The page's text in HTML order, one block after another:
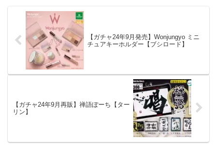
【ガチャ24年9月発売】Wonjungyo ミニ
チュアキーホルダー【ブシロード】
【ガチャ24年9月再販】禅語ぽーち【ター
リン】